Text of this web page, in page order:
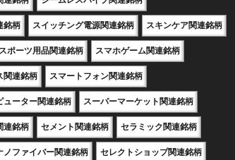
銘柄 スイッチング電源関連銘柄 スキンケア関連銘柄
スポーツ用品関連銘柄 スマホゲーム関連銘柄
関連銘柄 スマートフォン関連銘柄
ューター関連銘柄 スーパーマーケット関連銘柄
連銘柄 セメント関連銘柄 セラミック関連銘柄
ノファイバー関連銘柄 セレクトショップ関連銘柄